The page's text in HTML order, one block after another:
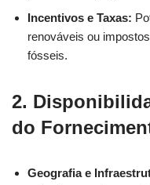
Incentivos e Taxas:
renováveis ou
fósseis.
2.
do
Geografia e